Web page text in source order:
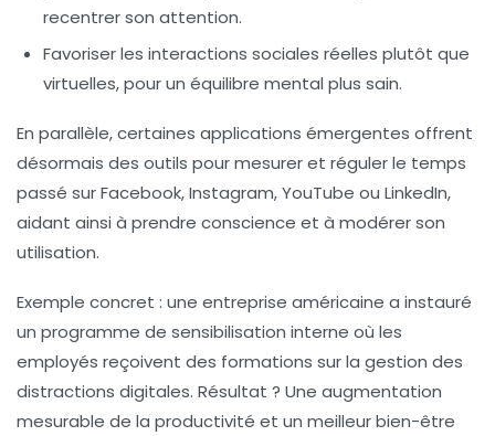
recentrer son attention.
Favoriser les interactions sociales réelles plutôt que
virtuelles, pour un équilibre mental plus sain.
En parallèle, certaines applications émergentes offrent
désormais des outils pour mesurer et réguler le temps
passé sur Facebook, Instagram, YouTube ou LinkedIn,
aidant ainsi à prendre conscience et à modérer son
utilisation.
Exemple concret : une entreprise américaine a instauré
un programme de sensibilisation interne où les
employés reçoivent des formations sur la gestion des
distractions digitales. Résultat ? Une augmentation
mesurable de la productivité et un meilleur bien-être